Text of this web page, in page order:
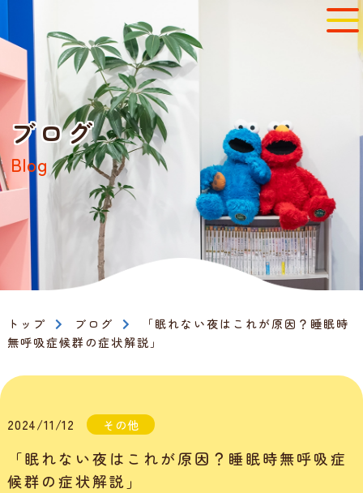
ブログ
Blog
トップ ブログ
「眠れない夜はこれが原因？睡眠時
無呼吸症候群の症状解説」
2024/11/12 その他
「眠れない夜はこれが原因？睡眠時無呼吸症
候群の症状解説」